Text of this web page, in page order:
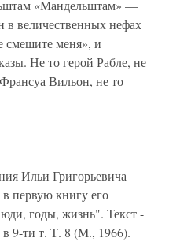
«Мандельштам» —
в величественных нефах
смешите меня», и
Не то герой Рабле, не
Вильон, не то
Ильи Григорьевича
первую книгу его
годы, жизнь". Текст -
9-ти т. Т. 8 (М., 1966).